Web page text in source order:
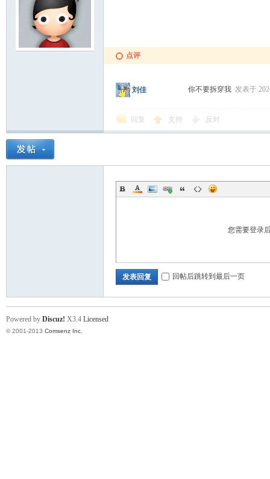
点评
刘佳 你不要拆穿我 发表于
回复 支持 反对
您需要登录
发表回复 回帖后跳转到最后一页
Powered by Discuz! X3.4 Licensed
© 2001-2013 Comsenz Inc.